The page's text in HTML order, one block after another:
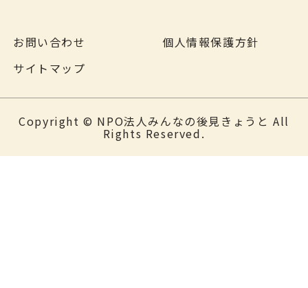
お問い合わせ
個人情報保護方針
サイトマップ
Copyright © NPO法人みんなの後見きょうと All
Rights Reserved.